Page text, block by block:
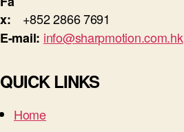
x:
+852 2866 7691
E-mail: info@sharpmotion.com.hk
QUICK LINKS
Home